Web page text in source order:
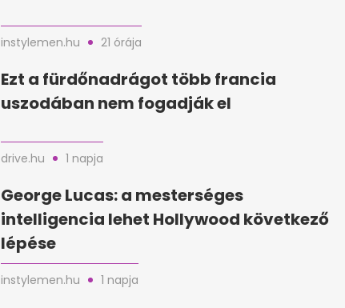
instylemen.hu 21 órája
Ezt a fürdőnadrágot több francia
uszodában nem fogadják el
drive.hu 1 napja
George Lucas: a mesterséges
intelligencia lehet Hollywood következő
lépése
instylemen.hu 1 napja